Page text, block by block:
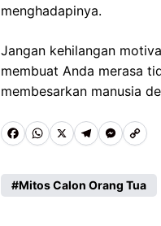
menghadapinya.
Jangan kehilangan
membuat Anda merasa
membesarkan manusia
F
c
W
a
X T
l
M
s
C
p
Mitos Calon Orang Tua